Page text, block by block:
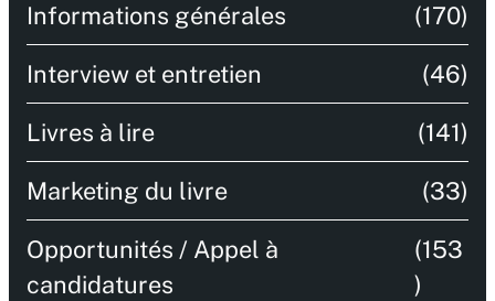
Informations générales (170)
Interview et entretien (46)
Livres à lire (141)
Marketing du livre (33)
Opportunités / Appel à
candidatures
(153
)